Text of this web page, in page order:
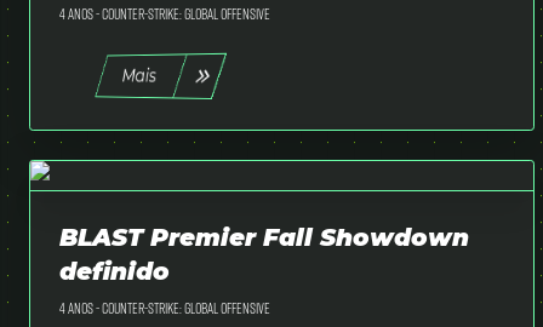
4 anos -Counter-Strike: Global Offensive
Mais
BLAST Premier Fall Showdown
definido
4 anos -Counter-Strike: Global Offensive